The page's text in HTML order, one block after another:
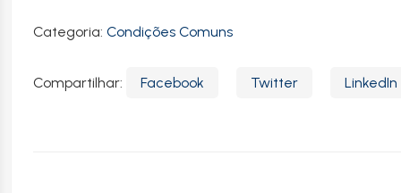
Categoria: Condições Comuns
Compartilhar: Facebook Twitter LinkedIn